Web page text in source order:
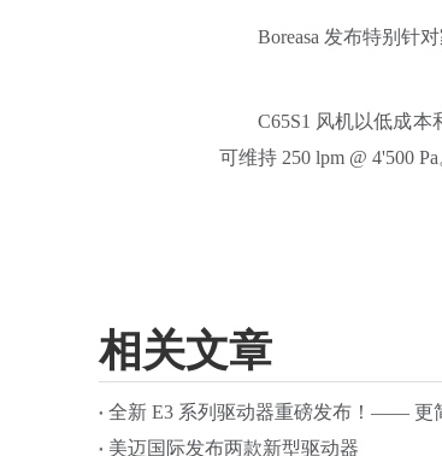
Boreasa 发布特别针
C65S1 风机以低成
可维持 250 lpm @ 4'500
相关文章
全新 E3 系列驱动器重磅发布！—— 更
美迈国际发布两款新型驱动器